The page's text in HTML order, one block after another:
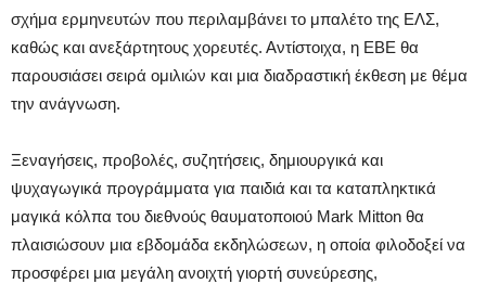
σχήμα ερμηνευτών που περιλαμβάνει το μπαλέτο της ΕΛΣ,
καθώς και ανεξάρτητους χορευτές. Αντίστοιχα, η ΕΒΕ θα
παρουσιάσει σειρά ομιλιών και μια διαδραστική έκθεση με θέμα
την ανάγνωση.
Ξεναγήσεις, προβολές, συζητήσεις, δημιουργικά και
ψυχαγωγικά προγράμματα για παιδιά και τα καταπληκτικά
μαγικά κόλπα του διεθνούς θαυματοποιού Mark Mitton θα
πλαισιώσουν μια εβδομάδα εκδηλώσεων, η οποία φιλοδοξεί να
προσφέρει μια μεγάλη ανοιχτή γιορτή συνεύρεσης,